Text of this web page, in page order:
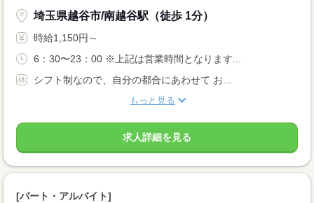
埼玉県越谷市/南越谷駅（徒歩 1分）
時給1,150円～
6：30〜23：00 ※上記は営業時間となります...
シフト制なので、自分の都合にあわせて お...
もっと見る
求人詳細を見る
[パート・アルバイト]